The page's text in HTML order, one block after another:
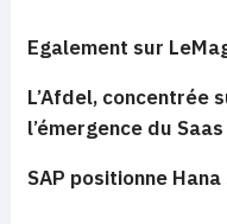
Egalement sur
L’Afdel, concentrée
l’émergence du Saas
SAP positionne